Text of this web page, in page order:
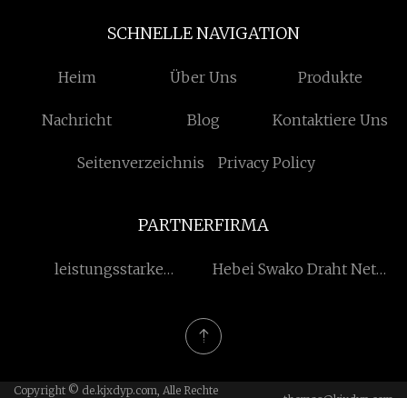
SCHNELLE NAVIGATION
Heim Über Uns Produkte
Nachricht Blog Kontaktiere Uns
Seitenverzeichnis Privacy Policy
PARTNERFIRMA
leistungsstarke
Hebei Swako Draht Netz
Copyright © de.kjxdyp.com, Alle Rechte